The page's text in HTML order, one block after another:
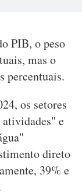
PIB, o peso
mas o
percentuais.
os setores
e
direto
39% e